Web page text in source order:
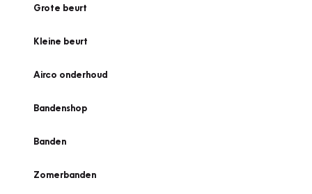
Grote beurt
Kleine beurt
Airco onderhoud
Bandenshop
Banden
Zomerbanden